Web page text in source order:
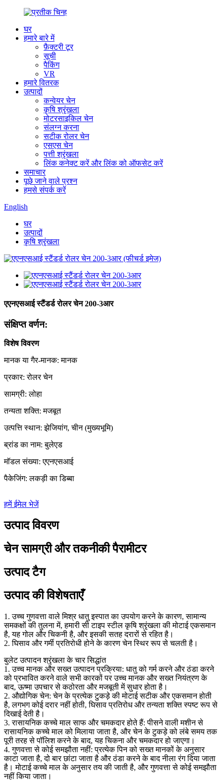
घर
हमारे बारे में
फ़ैक्टरी टूर
सूची
पैकिंग
VR
हमारे वितरक
उत्पादों
कन्वेयर चेन
कृषि श्रृंखला
मोटरसाइकिल चेन
संलग्न करना
सटीक रोलर चेन
एसएस चेन
पत्ती श्रृंखला
लिंक कनेक्ट करें और लिंक को ऑफसेट करें
समाचार
पूछे जाने वाले प्रश्न
हमसे संपर्क करें
English
घर
उत्पादों
कृषि श्रृंखला
एएनएसआई स्टैंडर्ड रोलर चेन 200-3आर
संक्षिप्त वर्णन:
विशेष विवरण
मानक या गैर-मानक: मानक
प्रकार: रोलर चेन
सामग्री: लोहा
तन्यता शक्ति: मजबूत
उत्पत्ति स्थान: झेजियांग, चीन (मुख्यभूमि)
ब्रांड का नाम: बुलेएड
मॉडल संख्या: एएनएसआई
पैकेजिंग: लकड़ी का डिब्बा
हमें ईमेल भेजें
उत्पाद विवरण
चेन सामग्री और तकनीकी पैरामीटर
उत्पाद टैग
उत्पाद की विशेषताएँ
1. उच्च गुणवत्ता वाले मिश्र धातु इस्पात का उपयोग करने के कारण, सामान्य
समकक्षों की तुलना में, हमारी सी टाइप स्टील कृषि श्रृंखला की मोटाई एकसमान
है, यह गोल और चिकनी है, और इसकी सतह दरारों से रहित है।
2. घिसाव और गर्मी प्रतिरोधी होने के कारण चेन स्थिर रूप से चलती है।
बुलेट उत्पादन श्रृंखला के चार सिद्धांत
1. उच्च मानक और सख्त उत्पादन प्रक्रिया: धातु को गर्म करने और ठंडा करने
को प्रभावित करने वाले सभी कारकों पर उच्च मानक और सख्त नियंत्रण के
बाद, ऊष्मा उपचार से कठोरता और मजबूती में सुधार होता है।
2. औद्योगिक चेन: चेन के प्रत्येक टुकड़े की मोटाई सटीक और एकसमान होती
है, लगभग कोई दरार नहीं होती, घिसाव प्रतिरोध और तन्यता शक्ति स्पष्ट रूप से
दिखाई देती है।
3. रासायनिक कच्चे माल साफ और चमकदार होते हैं: पीसने वाली मशीन से
रासायनिक कच्चे माल को मिलाया जाता है, और चेन के टुकड़े को लंबे समय तक
पूरी तरह से पॉलिश करने के बाद, यह चिकना और चमकदार हो जाएगा।
4. गुणवत्ता से कोई समझौता नहीं: प्रत्येक पिन को सख्त मानकों के अनुसार
काटा जाता है, दो बार छांटा जाता है और ठंडा करने के बाद नीला रंग दिया जाता
है। मोटाई कच्चे माल के अनुसार तय की जाती है, और गुणवत्ता से कोई समझौता
नहीं किया जाता।